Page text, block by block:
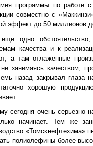
программы по работе
совместно с
эффект до 50 миллионов
одно
качества и к
а там отлаженные
занимаясь качеством,
назад закрывал глаза
хорошую
сегодня очень серьезно
начинает. Тем же
«Томскнефтехима»
полиолефины более